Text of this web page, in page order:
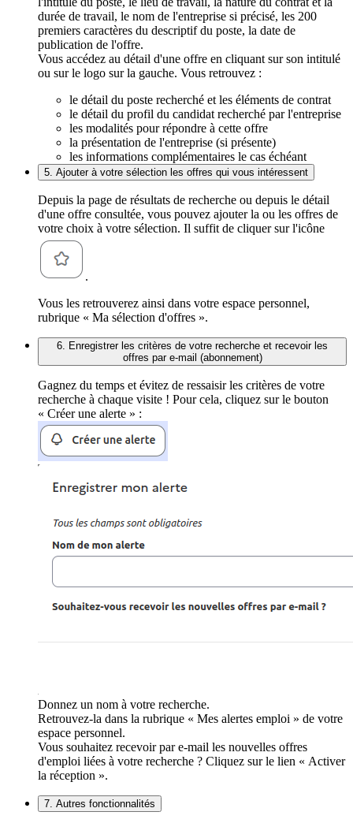
durée de travail, le nom de l'entreprise si précisé, les 200
premiers caractères du descriptif du poste, la date de
publication de l'offre.
Vous accédez au détail d'une offre en cliquant sur son intitulé
ou sur le logo sur la gauche. Vous retrouvez :
le détail du poste recherché et les éléments de contrat
le détail du profil du candidat recherché par l'entreprise
les modalités pour répondre à cette offre
la présentation de l'entreprise (si présente)
les informations complémentaires le cas échéant
5. Ajouter à votre sélection les offres qui vous intéressent
Depuis la page de résultats de recherche ou depuis le détail
d'une offre consultée, vous pouvez ajouter la ou les offres de
votre choix à votre sélection. Il suffit de cliquer sur l'icône
.
Vous les retrouverez ainsi dans votre espace personnel,
rubrique « Ma sélection d'offres ».
6. Enregistrer les critères de votre recherche et recevoir les
offres par e-mail (abonnement)
Gagnez du temps et évitez de ressaisir les critères de votre
recherche à chaque visite ! Pour cela, cliquez sur le bouton
« Créer une alerte » :
Donnez un nom à votre recherche.
Retrouvez-la dans la rubrique « Mes alertes emploi » de votre
espace personnel.
Vous souhaitez recevoir par e-mail les nouvelles offres
d'emploi liées à votre recherche ? Cliquez sur le lien « Activer
la réception ».
7. Autres fonctionnalités